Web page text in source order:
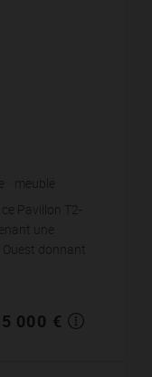
meublé
Pavillon T2-
une
donnant
000 €